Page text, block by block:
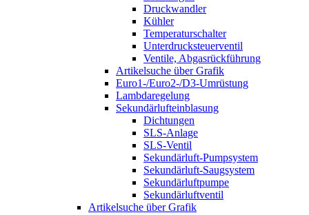
Druckwandler
Kühler
Temperaturschalter
Unterdrucksteuerventil
Ventile, Abgasrückführung
Artikelsuche über Grafik
Euro1-/Euro2-/D3-Umrüstung
Lambdaregelung
Sekundärlufteinblasung
Dichtungen
SLS-Anlage
SLS-Ventil
Sekundärluft-Pumpsystem
Sekundärluft-Saugsystem
Sekundärluftpumpe
Sekundärluftventil
Artikelsuche über Grafik